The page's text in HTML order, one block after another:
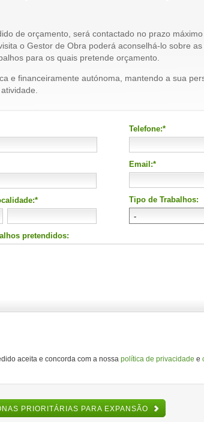
de orçamento, será contactado no prazo
o Gestor de Obra poderá aconselhá-lo sobre
para os quais pretende orçamento.
e financeiramente autónoma, mantendo a sua
Telefone:*
Email:*
Tipo de Trabalhos:
pretendidos:
aceita e concorda com a nossa política de privacidade e
PRIORITÁRIAS PARA EXPANSÃO